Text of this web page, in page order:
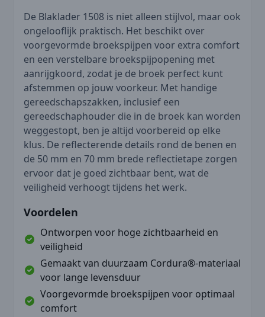
De Blaklader 1508 is niet alleen stijlvol, maar ook
ongelooflijk praktisch. Het beschikt over
voorgevormde broekspijpen voor extra comfort
en een verstelbare broekspijpopening met
aanrijgkoord, zodat je de broek perfect kunt
afstemmen op jouw voorkeur. Met handige
gereedschapszakken, inclusief een
gereedschaphouder die in de broek kan worden
weggestopt, ben je altijd voorbereid op elke
klus. De reflecterende details rond de benen en
de 50 mm en 70 mm brede reflectietape zorgen
ervoor dat je goed zichtbaar bent, wat de
veiligheid verhoogt tijdens het werk.
Voordelen
Ontworpen voor hoge zichtbaarheid en
veiligheid
Gemaakt van duurzaam Cordura®-materiaal
voor lange levensduur
Voorgevormde broekspijpen voor optimaal
comfort